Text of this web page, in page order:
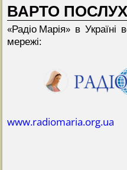
ВАРТО
«Радіо Марія» в Україні
мережі:
www.radiomaria.org.ua